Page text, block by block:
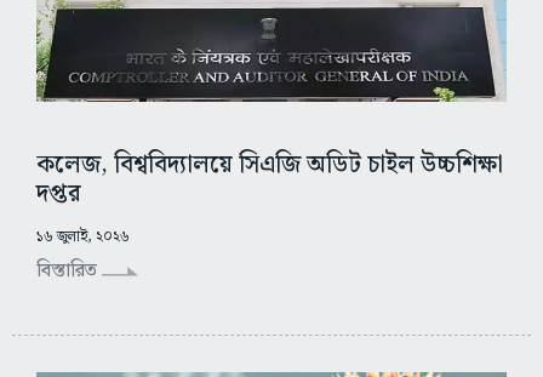
কলেজ, বিশ্ববিদ্যালয়ে সিএজি অডিট চাইল উচ্চশিক্ষা
দপ্তর
১৬ জুলাই, ২০২৬
বিস্তারিত